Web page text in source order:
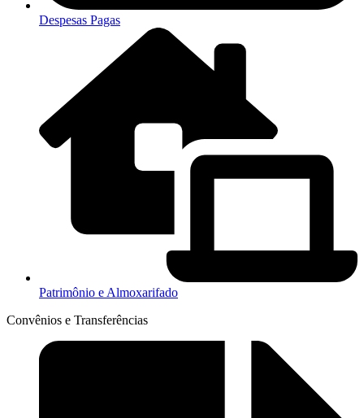
Despesas Pagas
Patrimônio e Almoxarifado
Convênios e Transferências